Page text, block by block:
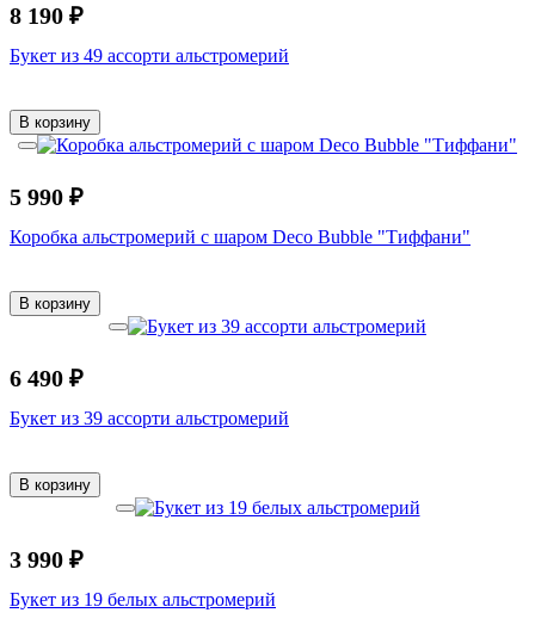
8 190 ₽
Букет из 49 ассорти альстромерий
В корзину
5 990 ₽
Коробка альстромерий с шаром Deco Bubble "Тиффани"
В корзину
6 490 ₽
Букет из 39 ассорти альстромерий
В корзину
3 990 ₽
Букет из 19 белых альстромерий